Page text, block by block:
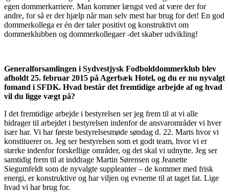
egen dommerkarriere. Man kommer længst ved at være der for
andre, for så er der hjælp når man selv mest har brug for det! En god
dommerkollega er én der taler positivt og konstruktivt om
dommerklubben og dommerkollegaer -det skaber udvikling!
Generalforsamlingen i Sydvestjysk Fodbolddommerklub blev
afholdt 25. februar 2015 på Agerbæk Hotel, og du er nu nyvalgt
fomand i SFDK. Hvad består det fremtidige arbejde af og hvad
vil du ligge vægt på?
I det fremtidige arbejde i bestyrelsen ser jeg frem til at vi alle
bidrager til arbejdet i bestyrelsen indenfor de ansvarområder vi hver
især har. Vi har første bestyrelsesmøde søndag d. 22. Marts hvor vi
konstituerer os. Jeg ser bestyrelsen som et godt team, hvor vi er
stærke indenfor forskellige områder, og det skal vi udnytte. Jeg ser
samtidig frem til at inddrage Martin Sørensen og Jeanette
Siegumfeldt som de nyvalgte suppleanter – de kommer med frisk
energi, er konstruktive og har viljen og evnerne til at taget fat. Lige
hvad vi har brug for.